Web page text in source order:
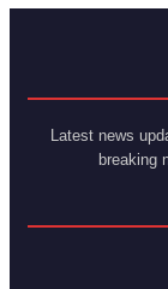
Latest news
breaking